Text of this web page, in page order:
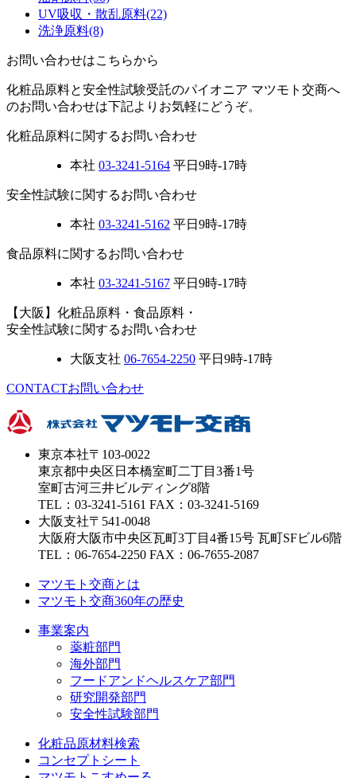
UV吸収・散乱原料(22)
洗浄原料(8)
お問い合わせはこちらから
化粧品原料と安全性試験受託のパイオニア マツモト交商へ
のお問い合わせは下記よりお気軽にどうぞ。
化粧品原料に関するお問い合わせ
本社 03-3241-5164 平日9時-17時
安全性試験に関するお問い合わせ
本社 03-3241-5162 平日9時-17時
食品原料に関するお問い合わせ
本社 03-3241-5167 平日9時-17時
【大阪】化粧品原料・食品原料・
安全性試験に関するお問い合わせ
大阪支社 06-7654-2250 平日9時-17時
CONTACTお問い合わせ
東京本社〒103-0022
東京都中央区日本橋室町二丁目3番1号
室町古河三井ビルディング8階
TEL：03-3241-5161 FAX：03-3241-5169
大阪支社〒541-0048
大阪府大阪市中央区瓦町3丁目4番15号 瓦町SFビル6階
TEL：06-7654-2250 FAX：06-7655-2087
マツモト交商とは
マツモト交商360年の歴史
事業案内
薬粧部門
海外部門
フードアンドヘルスケア部門
研究開発部門
安全性試験部門
化粧品原材料検索
コンセプトシート